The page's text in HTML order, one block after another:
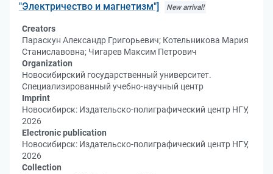
"Электричество и магнетизм"]
New arrival!
Creators
Параскун Александр Григорьевич; Котельникова Мария
Станиславовна; Чигарев Максим Петрович
Organization
Новосибирский государственный университет.
Специализированный учебно-научный центр
Imprint
Новосибирск: Издательско-полиграфический центр НГУ,
2026
Electronic publication
Новосибирск: Издательско-полиграфический центр НГУ,
2026
Collection